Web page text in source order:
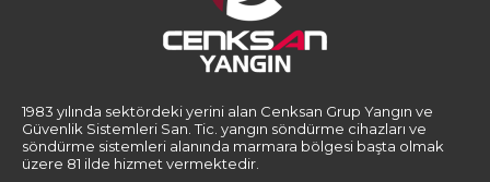
1983 yılında sektördeki yerini alan Cenksan Grup Yangın ve
Güvenlik Sistemleri San. Tic. yangın söndürme cihazları ve
söndürme sistemleri alanında marmara bölgesi başta olmak
üzere 81 ilde hizmet vermektedir.